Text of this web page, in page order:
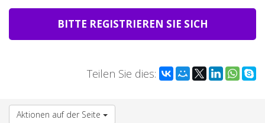
BITTE REGISTRIEREN SIE SICH
Teilen Sie dies:
Aktionen auf der Seite